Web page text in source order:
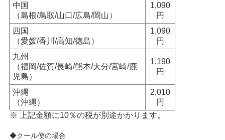
中国
（島根/鳥取/山口/広島/岡山）
1,090
円
四国
（愛媛/香川/高知/徳島）
1,090
円
九州
（福岡/佐賀/長崎/熊本/大分/宮崎/鹿
児島）
1,190
円
沖縄
（沖縄）
2,010
円
※ 上記金額に10％の税が別途かかります。
◆クール便の場合